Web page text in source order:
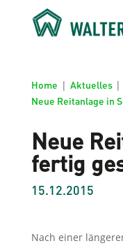
Home | Aktuelles |
Neue Reitanlage in
Neue
fertig
15.12.2015
Nach einer